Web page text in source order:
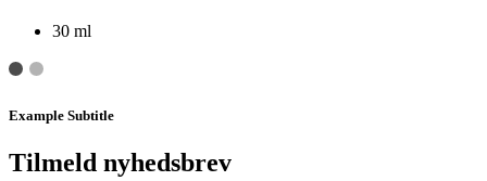
30 ml
Example Subtitle
Tilmeld nyhedsbrev